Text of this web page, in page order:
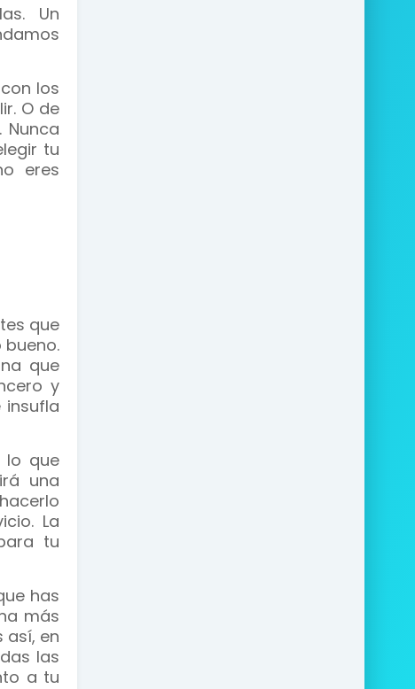
Un
los
O de
tu
eres
que
que
y
insufla
lo que
una
La
tu
has
más
así, en
las
a tu